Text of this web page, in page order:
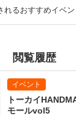
れるおすすめイベン
閲覧履歴
トーカイ
モールvol5